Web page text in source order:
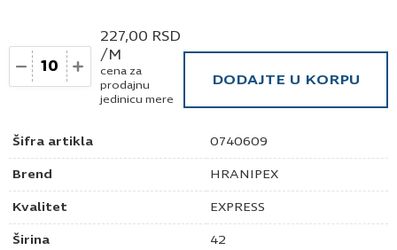
Šifra artikla 0740609
Brend HRANIPEX
Kvalitet EXPRESS
Širina 42
Količina
227,00 RSD
/M
cena za
prodajnu
jedinicu mere
DODAJTE U KORPU